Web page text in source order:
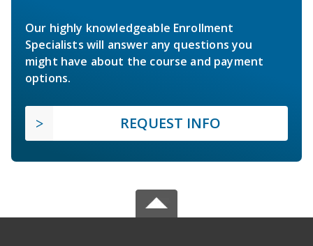
Our highly knowledgeable Enrollment
Specialists will answer any questions you
might have about the course and payment
options.
REQUEST INFO